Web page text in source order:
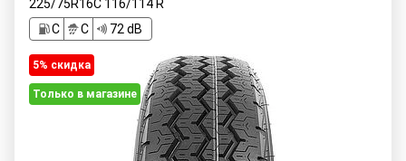
225/75R16C 116/114 R
C
C 72 dB
5% cкидка
Только в магазине